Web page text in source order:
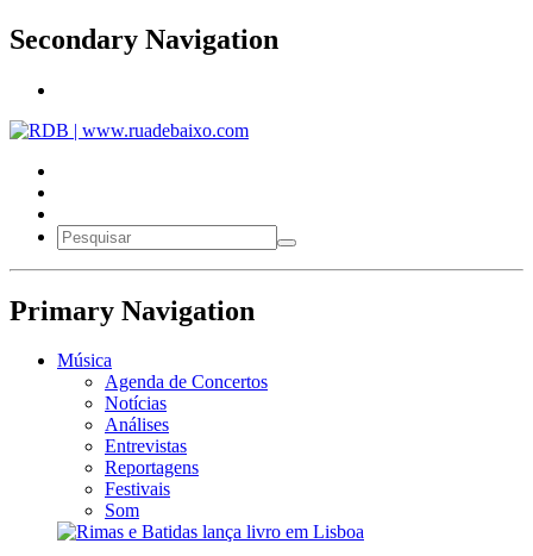
Secondary Navigation
Primary Navigation
Música
Agenda de Concertos
Notícias
Análises
Entrevistas
Reportagens
Festivais
Som